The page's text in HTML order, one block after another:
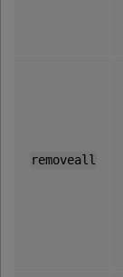
removeall